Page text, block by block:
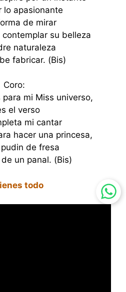
lo apasionante
de mirar
su belleza
naturaleza
fabricar. (Bis)
Coro:
mi Miss universo,
el verso
mi cantar
hacer una princesa,
de fresa
un panal. (Bis)
todo